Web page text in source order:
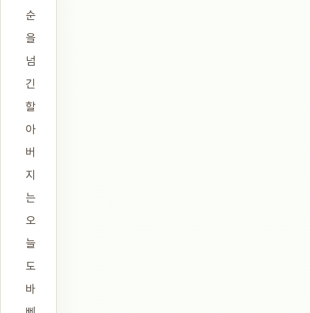
순
을
넘
긴
할
아
버
지
는
오
늘
도
바